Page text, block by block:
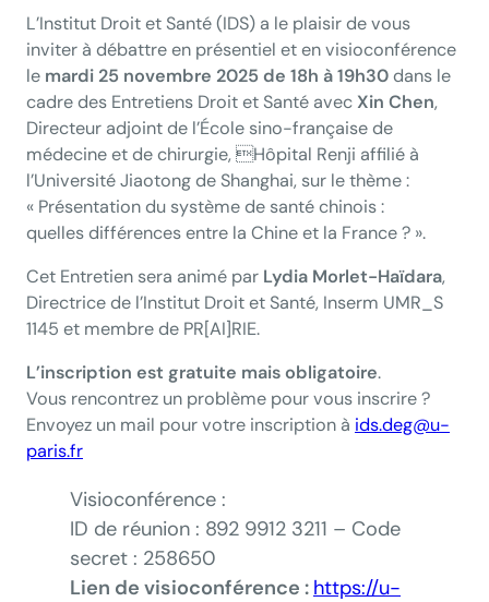
L’Institut Droit et Santé (IDS) a le plaisir de vous
inviter à débattre en présentiel et en visioconférence
le mardi 25 novembre 2025 de 18h à 19h30dans le
cadre des Entretiens Droit et Santé avecXin Chen,
Directeur adjoint de l’École sino-française de
médecine et de chirurgie, Hôpital Renji affilié à
l’Université Jiaotong de Shanghai, sur le thème :
« Présentation du système de santé chinois :
quelles différences entre la Chine et la France ? ».
Cet Entretien sera animé par Lydia Morlet-Haïdara,
Directrice de l’Institut Droit et Santé, Inserm UMR_S
1145 et membre de PR[AI]RIE.
L’inscription est gratuite mais obligatoire.
Vous rencontrez un problème pour vous inscrire ?
Envoyez un mail pour votre inscription à ids.deg@u-
paris.fr
Visioconférence :
ID de réunion : 892 9912 3211 – Code
secret : 258650
Lien de visioconférence : https://u-